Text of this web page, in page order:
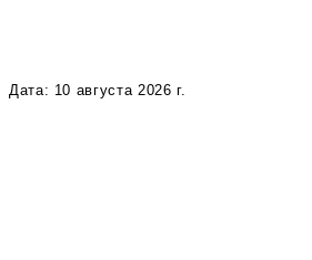
Дата: 10 августа 2026 г.